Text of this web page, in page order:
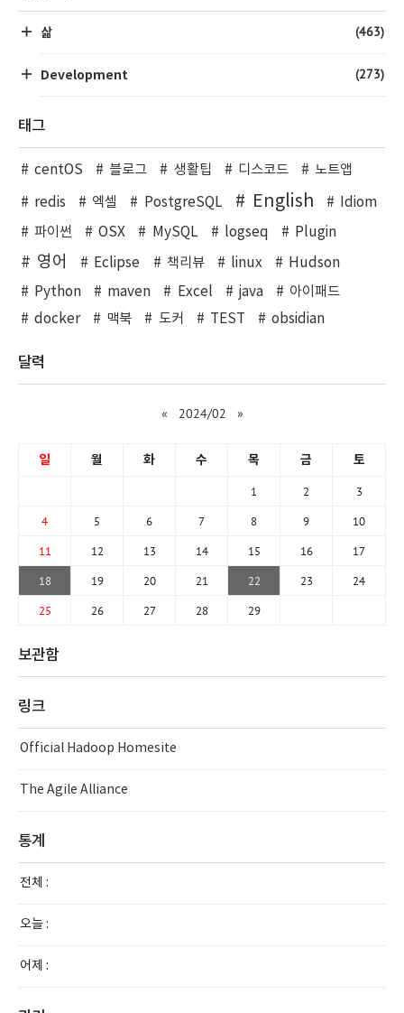
삶 (463)
Development (273)
태그
centOS 블로그 생활팁 디스코드 노트앱
redis 엑셀 PostgreSQL English
Idiom
파이썬
OSX MySQL logseq Plugin
영어 Eclipse 책리뷰 linux
Hudson
Python
maven Excel java
아이패드
docker
맥북 도커 TEST obsidian
달력
« 2024/02 »
일 월 화 수 목 금 토
1 2 3
4 5 6 7 8 9 10
11 12 13 14 15 16 17
18 19 20 21 22 23 24
25 26 27 28 29
보관함
링크
Official Hadoop Homesite
The Agile Alliance
통계
전체 :
오늘 :
어제 :